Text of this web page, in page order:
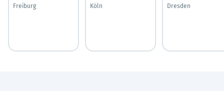
Freiburg
Köln
Dresden